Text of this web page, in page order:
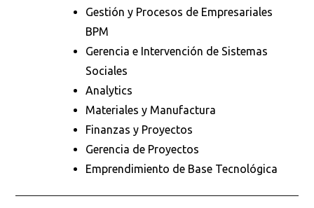
Gestión y Procesos de Empresariales
BPM
Gerencia e Intervención de Sistemas
Sociales
Analytics
Materiales y Manufactura
Finanzas y Proyectos
Gerencia de Proyectos
Emprendimiento de Base Tecnológica